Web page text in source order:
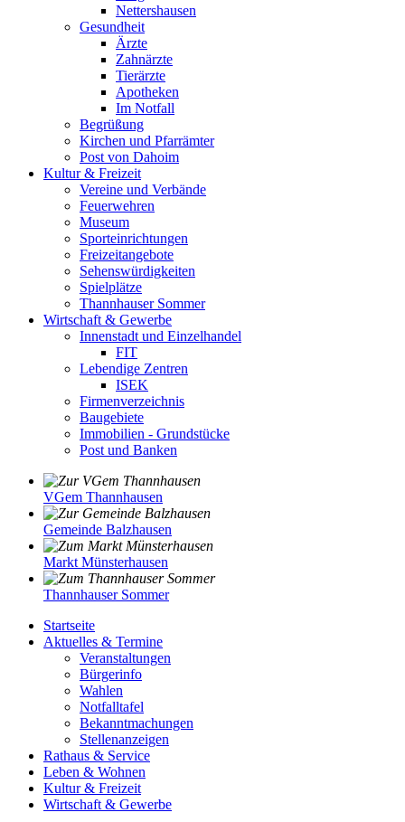
Nettershausen
Gesundheit
Ärzte
Zahnärzte
Tierärzte
Apotheken
Im Notfall
Begrüßung
Kirchen und Pfarrämter
Post von Dahoim
Kultur & Freizeit
Vereine und Verbände
Feuerwehren
Museum
Sporteinrichtungen
Freizeitangebote
Sehenswürdigkeiten
Spielplätze
Thannhauser Sommer
Wirtschaft & Gewerbe
Innenstadt und Einzelhandel
FIT
Lebendige Zentren
ISEK
Firmenverzeichnis
Baugebiete
Immobilien - Grundstücke
Post und Banken
VGem Thannhausen
Gemeinde Balzhausen
Markt Münsterhausen
Thannhauser Sommer
Startseite
Aktuelles & Termine
Veranstaltungen
Bürgerinfo
Wahlen
Notfalltafel
Bekanntmachungen
Stellenanzeigen
Rathaus & Service
Leben & Wohnen
Kultur & Freizeit
Wirtschaft & Gewerbe